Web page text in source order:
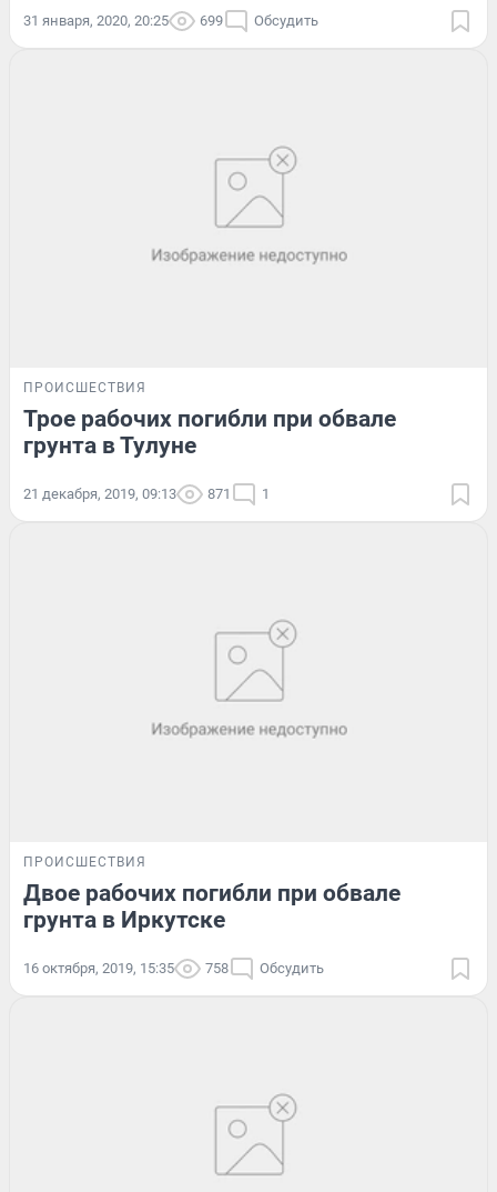
31 января, 2020, 20:25 699 Обсудить
ПРОИСШЕСТВИЯ
Трое рабочих погибли при обвале
грунта в Тулуне
21 декабря, 2019, 09:13 871 1
ПРОИСШЕСТВИЯ
Двое рабочих погибли при обвале
грунта в Иркутске
16 октября, 2019, 15:35 758 Обсудить